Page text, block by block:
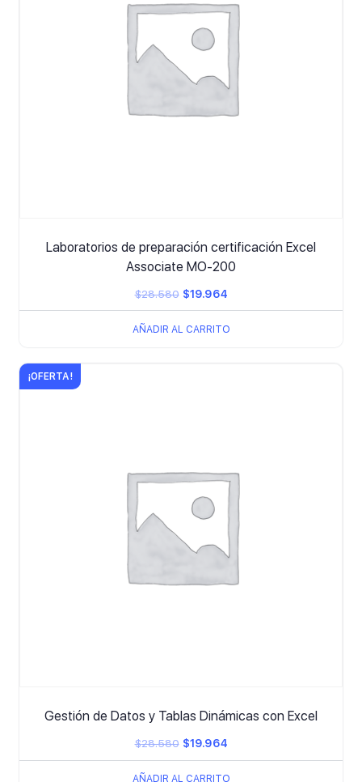
Laboratorios de preparación certificación Excel
Associate MO-200
$28.580 El
precio
original
$19.964El
precio
actual
AÑADIR AL CARRITO
¡OFERTA!
Gestión de Datos y Tablas Dinámicas con Excel
$28.580 El
precio
$19.964El
precio
AÑADIR AL CARRITO